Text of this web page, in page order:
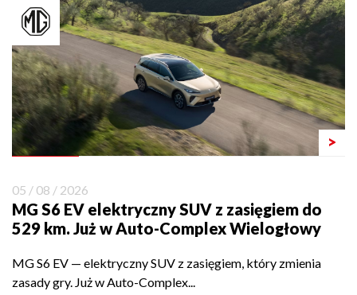
>
05 / 08 / 2026
MG S6 EV elektryczny SUV z zasięgiem do
529 km. Już w Auto-Complex Wielogłowy
MG S6 EV — elektryczny SUV z zasięgiem, który zmienia
zasady gry. Już w Auto-Complex...